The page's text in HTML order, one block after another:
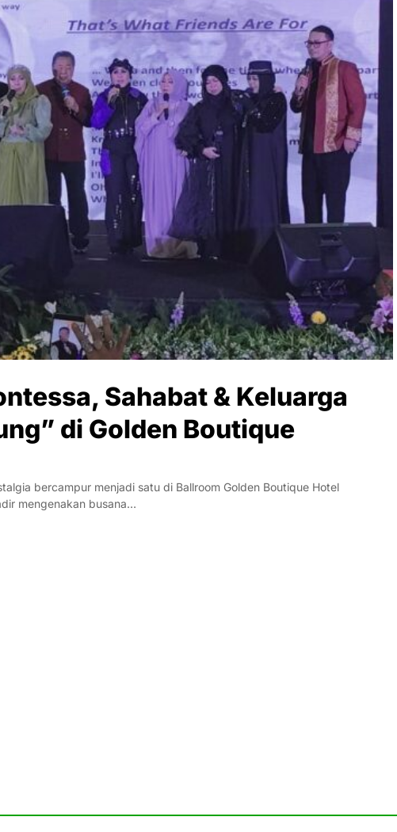
Sahabat & Keluarga
di Golden Boutique
bercampur menjadi satu di Ballroom Golden Boutique Hotel
mengenakan busana…